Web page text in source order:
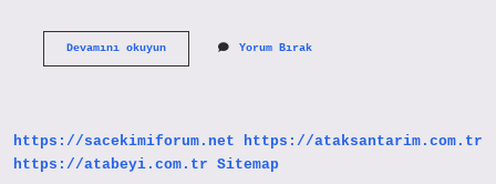
Devamını okuyunBitki
Yorum Bırak
https://sacekimiforum.net
https://ataksantarim.com.tr
https://atabeyi.com.tr Sitemap